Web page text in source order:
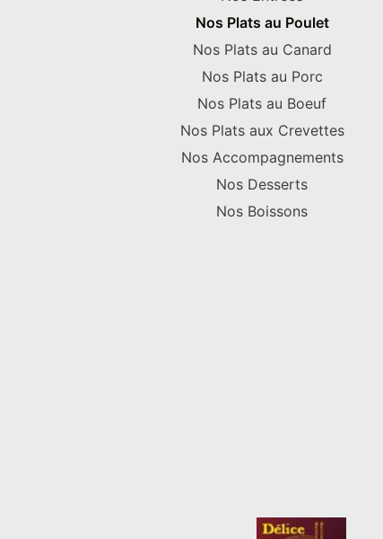
Nos Plats au Poulet
Nos Plats au Canard
Nos Plats au Porc
Nos Plats au Boeuf
Nos Plats aux Crevettes
Nos Accompagnements
Nos Desserts
Nos Boissons